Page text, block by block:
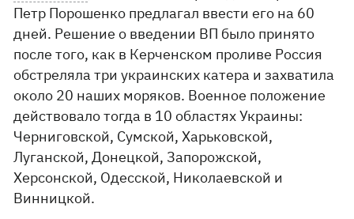
Петр Порошенко предлагал ввести его на 60
дней. Решение о введении ВП было принято
после того, как в Керченском проливе Россия
обстреляла три украинских катера и захватила
около 20 наших моряков. Военное положение
действовало тогда в 10 областях Украины:
Черниговской, Сумской, Харьковской,
Луганской, Донецкой, Запорожской,
Херсонской, Одесской, Николаевской и
Винницкой.